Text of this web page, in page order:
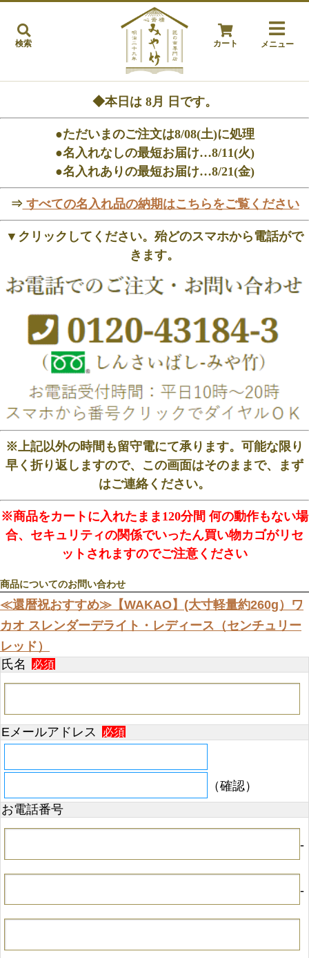
検索 カート メニュー
◆本日は 8月 日です。
●ただいまのご注文は8/08(土)に処理
●名入れなしの最短お届け…8/11(火)
●名入れありの最短お届け…8/21(金)
⇒すべての名入れ品の納期はこちらをご覧ください
▼クリックしてください。殆どのスマホから電話がで
きます。
※上記以外の時間も留守電にて承ります。可能な限り
早く折り返しますので、この画面はそのままで、まず
はご連絡ください。
※商品をカートに入れたまま120分間 何の動作もない場
合、セキュリティの関係でいったん買い物カゴがリセ
ットされますのでご注意ください
商品についてのお問い合わせ
≪還暦祝おすすめ≫【WAKAO】(大寸軽量約260g）ワ
カオ スレンダーデライト・レディース（センチュリー
レッド）
氏名
必須
Eメールアドレス 必須
（確認）
お電話番号
-
-